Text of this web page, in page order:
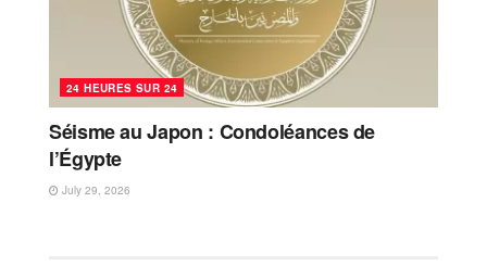
24 HEURES SUR 24
Séisme au Japon : Condoléances de
l’Égypte
July 29, 2026